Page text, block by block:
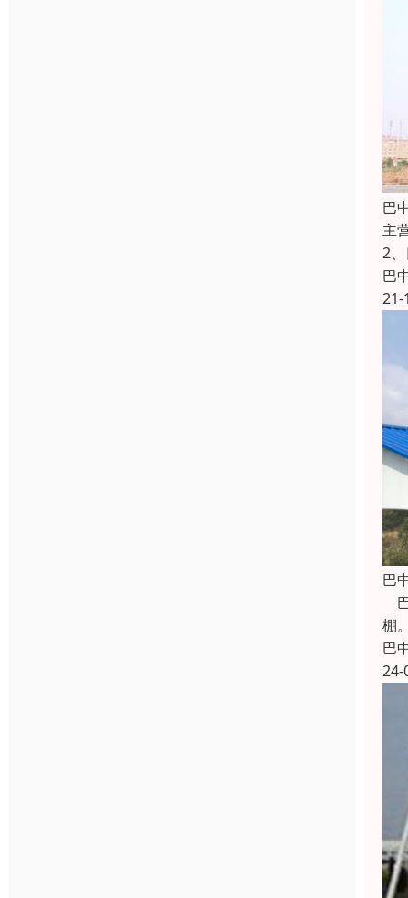
巴
主
2
巴
21-
巴
棚
巴
24-